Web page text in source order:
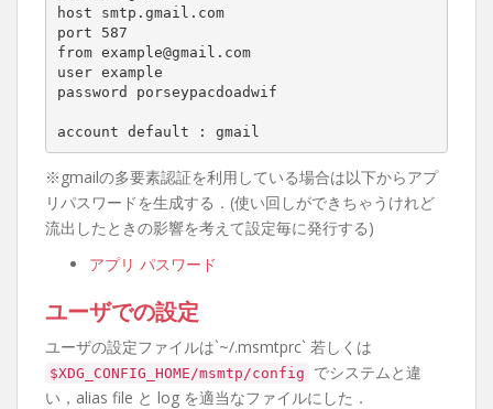
host smtp.gmail.com
port 587
from example@gmail.com
user example
password porseypacdoadwif
account default : gmail
※gmailの多要素認証を利用している場合は以下からアプ
リパスワードを生成する．(使い回しができちゃうけれど
流出したときの影響を考えて設定毎に発行する)
アプリ パスワード
ユーザでの設定
ユーザの設定ファイルは`~/.msmtprc` 若しくは
$XDG_CONFIG_HOME/msmtp/config
でシステムと違
い，alias file と log を適当なファイルにした．